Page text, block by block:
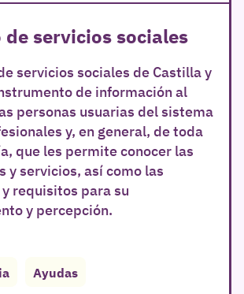
de servicios sociales
servicios sociales de Castilla y
de información al
personas usuarias del sistema
y, en general, de toda
que les permite conocer las
y servicios, así como las
requisitos para su
y percepción.
Ayudas